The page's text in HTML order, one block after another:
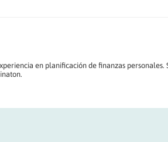
en planificación de finanzas personales.